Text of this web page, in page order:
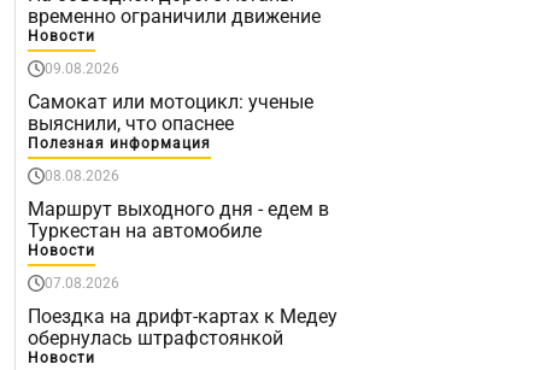
временно ограничили движение
Новости
09.08.2026
Самокат или мотоцикл: ученые
выяснили, что опаснее
Полезная информация
08.08.2026
Маршрут выходного дня - едем в
Туркестан на автомобиле
Новости
07.08.2026
Поездка на дрифт-картах к Медеу
обернулась штрафстоянкой
Новости